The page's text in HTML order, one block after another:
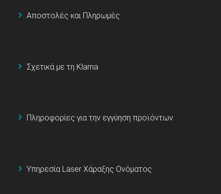
Αποστολές και Πληρωμές
Σχετικά με τη Klarna
Πληροφορίες για την εγγύηση προϊόντων
Υπηρεσία Laser Χάραξης Ονόματος